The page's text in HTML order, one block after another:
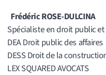
Frédéric ROSE-DULCINA
Spécialiste en droit public et
DEA Droit public des affaires
DESS Droit de la
LEX SQUARED AVOCATS